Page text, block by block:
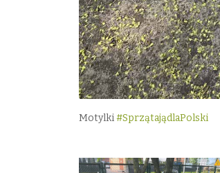
Motylki#SprzątajądlaPolski